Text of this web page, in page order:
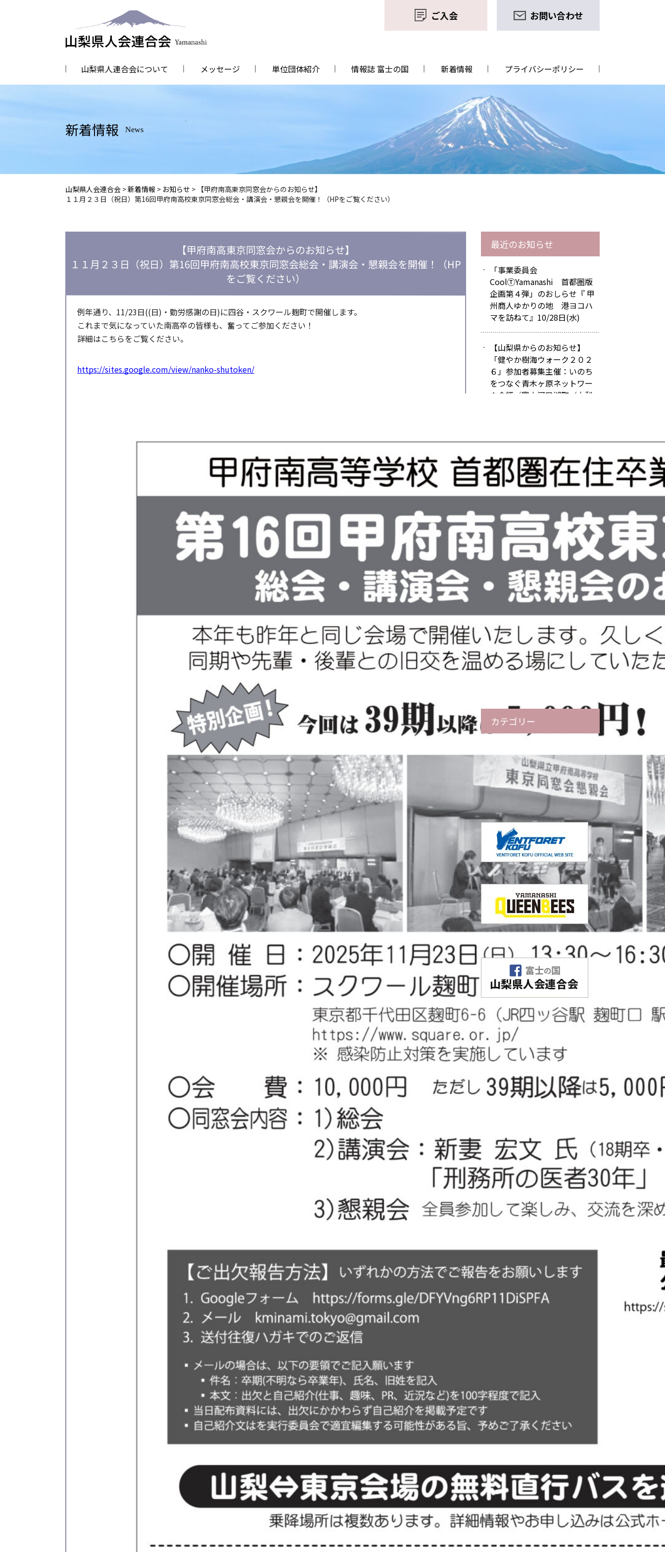
ご入会 お問い合わせ
山梨県人連合会について メッセージ 単位団体紹介 情報誌 富士の国 新着情報 プライバシーポリシー
新着情報 News
山梨県人会連合会 >新着情報 > お知らせ > 【甲府南高東京同窓会からのお知らせ】
１１月２３日（祝日）第16回甲府南高校東京同窓会総会・講演会・懇親会を開催！（HPをご覧ください）
【甲府南高東京同窓会からのお知らせ】
１１月２３日（祝日）第16回甲府南高校東京同窓会総会・講演会・懇親会を開催！（HP
をご覧ください）
例年通り、11/23日((日)・勤労感謝の日)に四谷・スクワール麹町で開催します。
これまで気になっていた南高卒の皆様も、奮ってご参加ください！
詳細はこちらをご覧ください。
https://sites.google.com/view/nanko-shutoken/
最近のお知らせ
「事業委員会
CoolⓉYamanashi 首都圏版
企画第４弾」のおしらせ『 甲
州商人ゆかりの地 港ヨコハ
マを訪ねて』10/28日(水)
【山梨県からのお知らせ】
「健やか樹海ウォーク２０２
６」参加者募集主催：いのち
をつなぐ青木ヶ原ネットワー
ク会議／富士河口湖町／山梨
11月 ）
【在京山梨政経懇話会からの
会では次のとおり、元厚生労
働事務次官 村木厚子氏の講演
会「あらためて女性活躍の意
味を考える」を開催します。定
員50名限定です。申し込みは
お早めに。≪後援 山梨県人
会連合会≫
【新宿区山梨県人会からのお
知らせ】 新宿区山梨県人会で
は第2回浮世絵講座「浮世絵の
楽しみ方」を次のとおり開催
します
カテゴリー
ご挨拶
ヴァンフォーレ甲府 公式サイト
山梨クィーンビーズ
バスケットボールクラブ